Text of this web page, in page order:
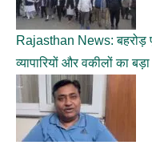
Rajasthan News: बहरोड़
व्यापारियों और वकीलों का